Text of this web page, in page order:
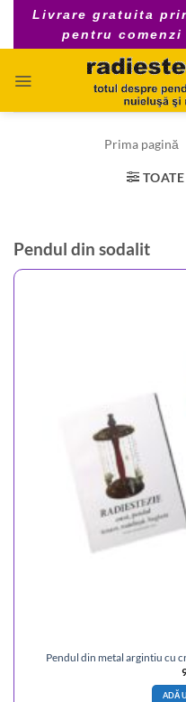
content
Livrare gratuita
pentru
Prima pagină
Pendul din sodalit
Pendul din metal argintiu cu